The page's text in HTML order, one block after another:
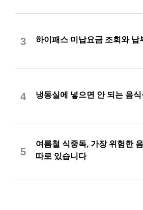
3 하이패스 미납요금 조회와 납
4 냉동실에 넣으면 안 되는 음식
5
여름철 식중독, 가장 위험한
따로 있습니다